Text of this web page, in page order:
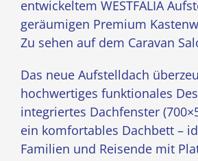
entwickeltem WESTFALIA
geräumigen Premium
Zu sehen auf dem Caravan
Das neue Aufstelldach
hochwertiges funktionales
integriertes Dachfenster
ein komfortables Dachbett –
Familien und Reisende mit